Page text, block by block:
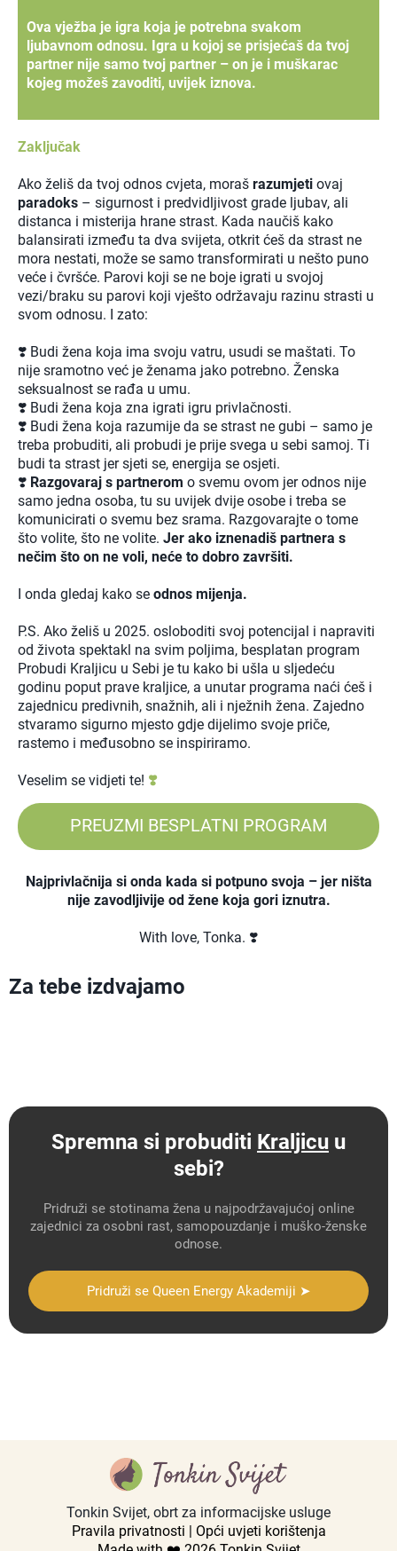
Ova vježba je igra koja je potrebna svakom
ljubavnom odnosu. Igra u kojoj se prisjećaš da tvoj
partner nije samo tvoj partner – on je i muškarac
kojeg možeš zavoditi, uvijek iznova.
Zaključak
Ako želiš da tvoj odnos cvjeta, moraš razumjeti ovaj
paradoks – sigurnost i predvidljivost grade ljubav, ali
distanca i misterija hrane strast. Kada naučiš kako
balansirati između ta dva svijeta, otkrit ćeš da strast ne
mora nestati, može se samo transformirati u nešto puno
veće i čvršće. Parovi koji se ne boje igrati u svojoj
vezi/braku su parovi koji vješto održavaju razinu strasti u
svom odnosu. I zato:
❣️ Budi žena koja ima svoju vatru, usudi se maštati. To
nije sramotno već je ženama jako potrebno. Ženska
seksualnost se rađa u umu.
❣️ Budi žena koja zna igrati igru privlačnosti.
❣️ Budi žena koja razumije da se strast ne gubi – samo je
treba probuditi, ali probudi je prije svega u sebi samoj. Ti
budi ta strast jer sjeti se, energija se osjeti.
❣️ Razgovaraj s partnerom o svemu ovom jer odnos nije
samo jedna osoba, tu su uvijek dvije osobe i treba se
komunicirati o svemu bez srama. Razgovarajte o tome
što volite, što ne volite. Jer ako iznenadiš partnera s
nečim što on ne voli, neće to dobro završiti.
I onda gledaj kako se odnos mijenja.
P.S. Ako želiš u 2025. osloboditi svoj potencijal i napraviti
od života spektakl na svim poljima, besplatan program
Probudi Kraljicu u Sebi je tu kako bi ušla u sljedeću
godinu poput prave kraljice, a unutar programa naći ćeš i
zajednicu predivnih, snažnih, ali i nježnih žena. Zajedno
stvaramo sigurno mjesto gdje dijelimo svoje priče,
rastemo i međusobno se inspiriramo.
Veselim se vidjeti te! ❣️
PREUZMI BESPLATNI PROGRAM
Najprivlačnija si onda kada si potpuno svoja – jer ništa
nije zavodljivije od žene koja gori iznutra.
With love, Tonka. ❣️
Za tebe izdvajamo
Spremna si probuditi Kraljicu u
sebi?
Pridruži se stotinama žena u najpodržavajućoj online
zajednici za osobni rast, samopouzdanje i muško-ženske
odnose.
Pridruži se Queen Energy Akademiji ➤
Tonkin Svijet, obrt za informacijske usluge
Pravila privatnosti | Opći uvjeti korištenja